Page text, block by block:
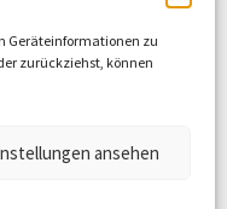
Geräteinformationen zu
zurückziehst, können
ansehen